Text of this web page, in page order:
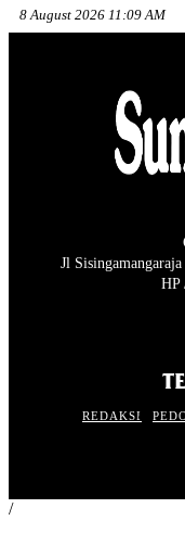
8 August 2026 11:09 AM
Jl
HP
REDAKSI
/